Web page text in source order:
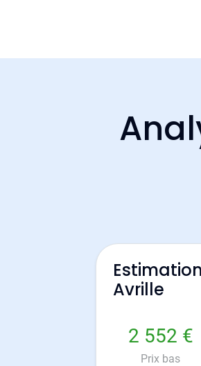
Avrille
2 552 €
Prix bas